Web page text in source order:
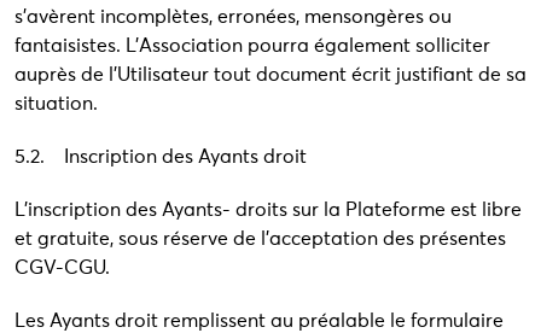
s’avèrent incomplètes, erronées, mensongères ou
fantaisistes. L’Association pourra également solliciter
auprès de l’Utilisateur tout document écrit justifiant de sa
situation.
5.2. Inscription des Ayants droit
L’inscription des Ayants- droits sur la Plateforme est libre
et gratuite, sous réserve de l’acceptation des présentes
CGV-CGU.
Les Ayants droit remplissent au préalable le formulaire